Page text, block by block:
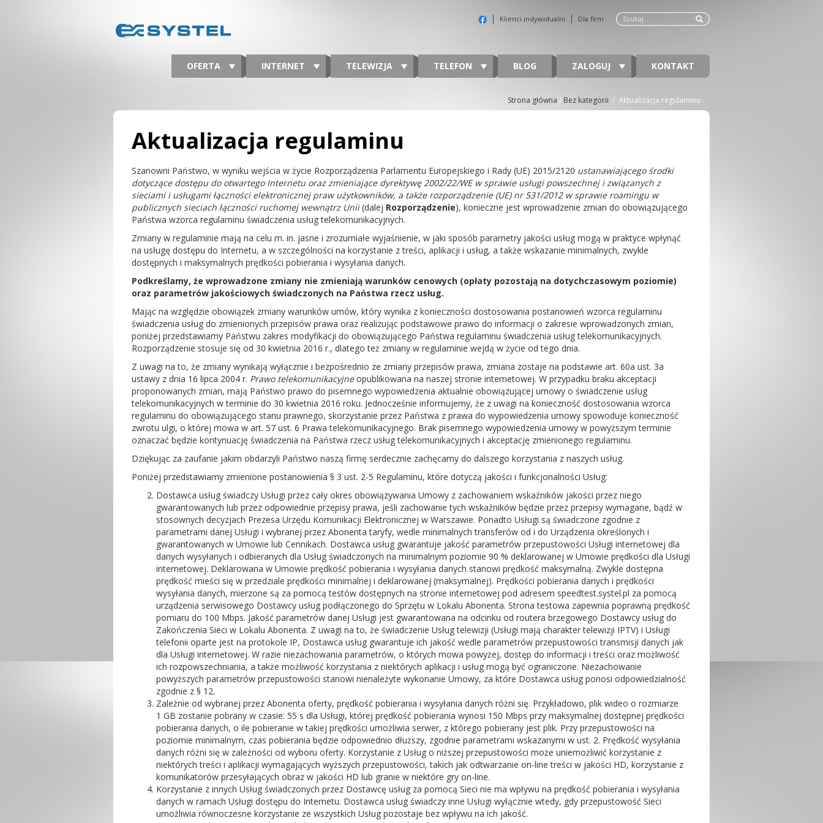
Klienci indywidualni Dla firm
OFERTA INTERNET TELEWIZJA TELEFON BLOG ZALOGUJ KONTAKT
Strona główna / Bez kategorii / Aktualizacja regulaminu
Aktualizacja regulaminu
Szanowni Państwo, w wyniku wejścia w życie Rozporządzenia Parlamentu Europejskiego i Rady (UE) 2015/2120 ustanawiającego środki
dotyczące dostępu do otwartego Internetu oraz zmieniające dyrektywę 2002/22/WE w sprawie usługi powszechnej i związanych z
sieciami i usługami łączności elektronicznej praw użytkowników, a także rozporządzenie (UE) nr 531/2012 w sprawie roamingu w
publicznych sieciach łączności ruchomej wewnątrz Unii(dalej Rozporządzenie), konieczne jest wprowadzenie zmian do obowiązującego
Państwa wzorca regulaminu świadczenia usług telekomunikacyjnych.
Zmiany w regulaminie mają na celu m. in. jasne i zrozumiałe wyjaśnienie, w jaki sposób parametry jakości usług mogą w praktyce wpłynąć
na usługę dostępu do Internetu, a w szczególności na korzystanie z treści, aplikacji i usług, a także wskazanie minimalnych, zwykle
dostępnych i maksymalnych prędkości pobierania i wysyłania danych.
Podkreślamy, że wprowadzone zmiany nie zmieniają warunków cenowych (opłaty pozostają na dotychczasowym poziomie)
oraz parametrów jakościowych świadczonych na Państwa rzecz usług.
Mając na względzie obowiązek zmiany warunków umów, który wynika z konieczności dostosowania postanowień wzorca regulaminu
świadczenia usług do zmienionych przepisów prawa oraz realizując podstawowe prawo do informacji o zakresie wprowadzonych zmian,
poniżej przedstawiamy Państwu zakres modyfikacji do obowiązującego Państwa regulaminu świadczenia usług telekomunikacyjnych.
Rozporządzenie stosuje się od 30 kwietnia 2016 r., dlatego też zmiany w regulaminie wejdą w życie od tego dnia.
Z uwagi na to, że zmiany wynikają wyłącznie i bezpośrednio ze zmiany przepisów prawa, zmiana zostaje na podstawie art. 60a ust. 3a
ustawy z dnia 16 lipca 2004 r. Prawo telekomunikacyjneopublikowana na naszej stronie internetowej. W przypadku braku akceptacji
proponowanych zmian, mają Państwo prawo do pisemnego wypowiedzenia aktualnie obowiązującej umowy o świadczenie usług
telekomunikacyjnych w terminie do 30 kwietnia 2016 roku. Jednocześnie informujemy, że z uwagi na konieczność dostosowania wzorca
regulaminu do obowiązującego stanu prawnego, skorzystanie przez Państwa z prawa do wypowiedzenia umowy spowoduje konieczność
zwrotu ulgi, o której mowa w art. 57 ust. 6 Prawa telekomunikacyjnego. Brak pisemnego wypowiedzenia umowy w powyższym terminie
oznaczać będzie kontynuację świadczenia na Państwa rzecz usług telekomunikacyjnych i akceptację zmienionego regulaminu.
Dziękując za zaufanie jakim obdarzyli Państwo naszą firmę serdecznie zachęcamy do dalszego korzystania z naszych usług.
Poniżej przedstawiamy zmienione postanowienia § 3 ust. 2-5 Regulaminu, które dotyczą jakości i funkcjonalności Usług:
Dostawca usług świadczy Usługi przez cały okres obowiązywania Umowy z zachowaniem wskaźników jakości przez niego
gwarantowanych lub przez odpowiednie przepisy prawa, jeśli zachowanie tych wskaźników będzie przez przepisy wymagane, bądź w
stosownych decyzjach Prezesa Urzędu Komunikacji Elektronicznej w Warszawie. Ponadto Usługi są świadczone zgodnie z
parametrami danej Usługi i wybranej przez Abonenta taryfy, wedle minimalnych transferów od i do Urządzenia określonych i
gwarantowanych w Umowie lub Cennikach. Dostawca usług gwarantuje jakość parametrów przepustowości Usługi internetowej dla
danych wysyłanych i odbieranych dla Usług świadczonych na minimalnym poziomie 90 % deklarowanej w Umowie prędkości dla Usługi
internetowej. Deklarowana w Umowie prędkość pobierania i wysyłania danych stanowi prędkość maksymalną. Zwykle dostępna
prędkość mieści się w przedziale prędkości minimalnej i deklarowanej (maksymalnej). Prędkości pobierania danych i prędkości
wysyłania danych, mierzone są za pomocą testów dostępnych na stronie internetowej pod adresem speedtest.systel.pl za pomocą
urządzenia serwisowego Dostawcy usług podłączonego do Sprzętu w Lokalu Abonenta. Strona testowa zapewnia poprawną prędkość
pomiaru do 100 Mbps. Jakość parametrów danej Usługi jest gwarantowana na odcinku od routera brzegowego Dostawcy usług do
Zakończenia Sieci w Lokalu Abonenta. Z uwagi na to, że świadczenie Usług telewizji (Usługi mają charakter telewizji IPTV) i Usługi
telefonii oparte jest na protokole IP, Dostawca usług gwarantuje ich jakość wedle parametrów przepustowości transmisji danych jak
dla Usługi internetowej. W razie niezachowania parametrów, o których mowa powyżej, dostęp do informacji i treści oraz możliwość
ich rozpowszechniania, a także możliwość korzystania z niektórych aplikacji i usług mogą być ograniczone. Niezachowanie
powyższych parametrów przepustowości stanowi nienależyte wykonanie Umowy, za które Dostawca usług ponosi odpowiedzialność
zgodnie z § 12.
Zależnie od wybranej przez Abonenta oferty, prędkość pobierania i wysyłania danych różni się. Przykładowo, plik wideo o rozmiarze
1 GB zostanie pobrany w czasie: 55 s dla Usługi, której prędkość pobierania wynosi 150 Mbps przy maksymalnej dostępnej prędkości
pobierania danych, o ile pobieranie w takiej prędkości umożliwia serwer, z którego pobierany jest plik. Przy przepustowości na
poziomie minimalnym, czas pobierania będzie odpowiednio dłuższy, zgodnie parametrami wskazanymi w ust. 2. Prędkość wysyłania
danych różni się w zależności od wyboru oferty. Korzystanie z Usług o niższej przepustowości może uniemożliwić korzystanie z
niektórych treści i aplikacji wymagających wyższych przepustowości, takich jak odtwarzanie on-line treści w jakości HD, korzystanie z
komunikatorów przesyłających obraz w jakości HD lub granie w niektóre gry on-line.
Korzystanie z innych Usług świadczonych przez Dostawcę usług za pomocą Sieci nie ma wpływu na prędkość pobierania i wysyłania
danych w ramach Usługi dostępu do Internetu. Dostawca usług świadczy inne Usługi wyłącznie wtedy, gdy przepustowość Sieci
umożliwia równoczesne korzystanie ze wszystkich Usług pozostaje bez wpływu na ich jakość.